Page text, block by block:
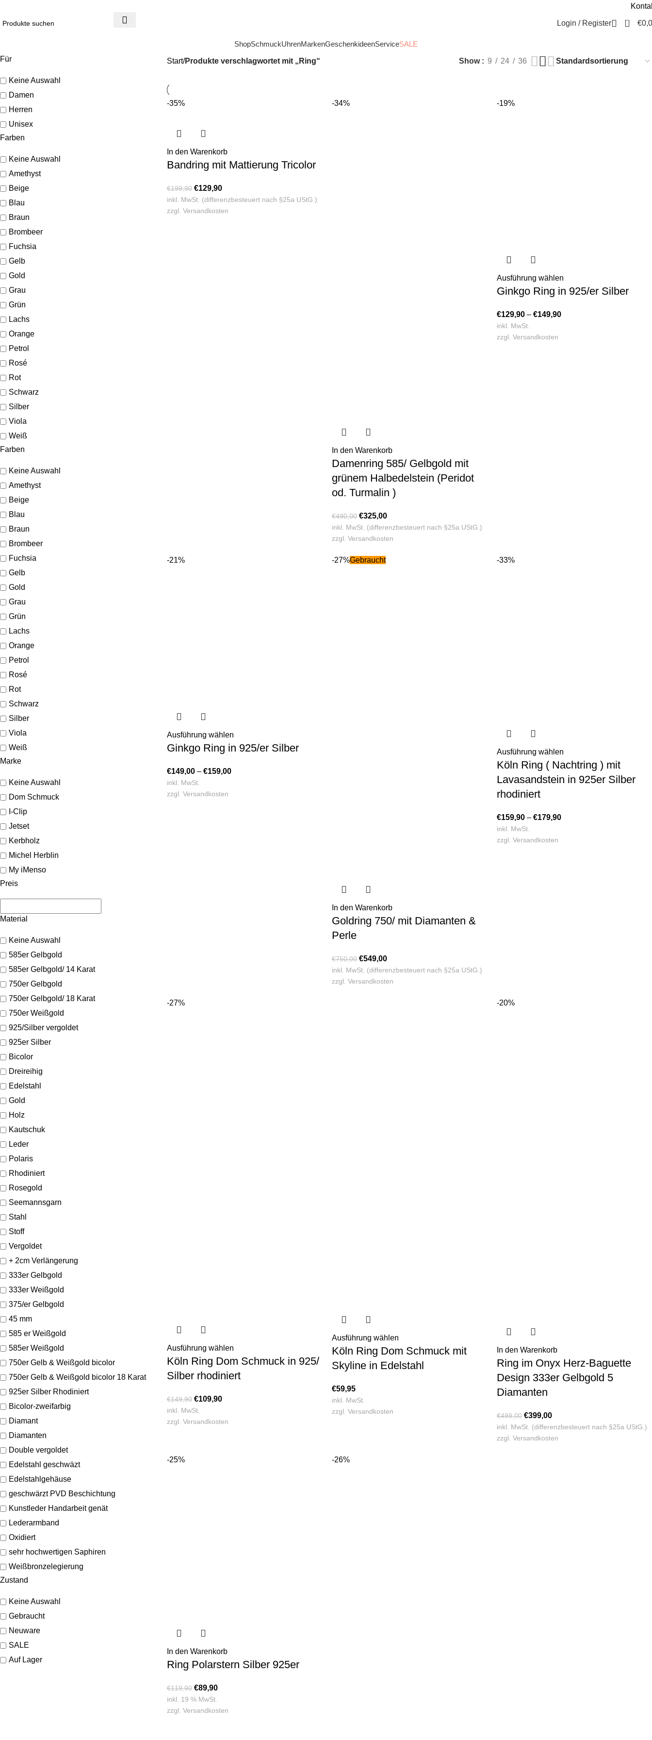
Login / Register 0 €
ShopSchmuckUhrenMarkenGeschenkideenServiceSALE
Für
Keine Auswahl
Damen
Herren
Unisex
Farben
Keine Auswahl
Amethyst
Beige
Blau
Braun
Brombeer
Fuchsia
Gelb
Gold
Grau
Grün
Lachs
Orange
Petrol
Rosé
Rot
Schwarz
Silber
Viola
Weiß
Farben
Keine Auswahl
Amethyst
Beige
Blau
Braun
Brombeer
Fuchsia
Gelb
Gold
Grau
Grün
Lachs
Orange
Petrol
Rosé
Rot
Schwarz
Silber
Viola
Weiß
Marke
Keine Auswahl
Dom Schmuck
I-Clip
Jetset
Kerbholz
Michel Herblin
My iMenso
Preis
Material
Keine Auswahl
585er Gelbgold
585er Gelbgold/ 14 Karat
750er Gelbgold
750er Gelbgold/ 18 Karat
750er Weißgold
925/Silber vergoldet
925er Silber
Bicolor
Dreireihig
Edelstahl
Gold
Holz
Kautschuk
Leder
Polaris
Rhodiniert
Rosegold
Seemannsgarn
Stahl
Stoff
Vergoldet
+ 2cm Verlängerung
333er Gelbgold
333er Weißgold
375/er Gelbgold
45 mm
585 er Weißgold
585er Weißgold
750er Gelb & Weißgold bicolor
750er Gelb & Weißgold bicolor 18 Karat
925er Silber Rhodiniert
Bicolor-zweifarbig
Diamant
Diamanten
Double vergoldet
Edelstahl geschwäzt
Edelstahlgehäuse
geschwärzt PVD Beschichtung
Kunstleder Handarbeit genät
Lederarmband
Oxidiert
sehr hochwertigen Saphiren
Weißbronzelegierung
Zustand
Keine Auswahl
Gebraucht
Neuware
SALE
Auf Lager
Start Produkte verschlagwortet mit „Ring“ Show 9 24 36
-35%
In den Warenkorb
Bandring mit Mattierung Tricolor
€199,90 €129,90
inkl. MwSt. (differenzbesteuert nach §25a UStG.)
zzgl. Versandkosten
-34%
In den Warenkorb
Damenring 585/ Gelbgold mit
grünem Halbedelstein (Peridot
od. Turmalin )
€490,00 €325,00
inkl. MwSt. (differenzbesteuert nach §25a UStG.)
zzgl. Versandkosten
-19%
Ausführung wählen
Ginkgo Ring in 925/er Silber
€129,90– €149,90
inkl. MwSt.
zzgl. Versandkosten
-21%
Ausführung wählen
Ginkgo Ring in 925/er Silber
€149,00– €159,00
inkl. MwSt.
zzgl. Versandkosten
-27%Gebraucht
In den Warenkorb
Goldring 750/ mit Diamanten &
Perle
€750,00 €549,00
inkl. MwSt. (differenzbesteuert nach §25a UStG.)
zzgl. Versandkosten
-33%
Ausführung wählen
Köln Ring ( Nachtring ) mit
Lavasandstein in 925er Silber
rhodiniert
€159,90– €179,90
inkl. MwSt.
zzgl. Versandkosten
-27%
Ausführung wählen
Köln Ring Dom Schmuck in 925/
Silber rhodiniert
€149,90 €109,90
inkl. MwSt.
zzgl. Versandkosten
Ausführung wählen
Köln Ring Dom Schmuck mit
Skyline in Edelstahl
€59,95
inkl. MwSt.
zzgl. Versandkosten
-20%
In den Warenkorb
Ring im Onyx Herz-Baguette
Design 333er Gelbgold 5
Diamanten
€499,00 €399,00
inkl. MwSt. (differenzbesteuert nach §25a UStG.)
zzgl. Versandkosten
-25%
In den Warenkorb
Ring Polarstern Silber 925er
€119,90 €89,90
inkl. 19 % MwSt.
zzgl. Versandkosten
-26%